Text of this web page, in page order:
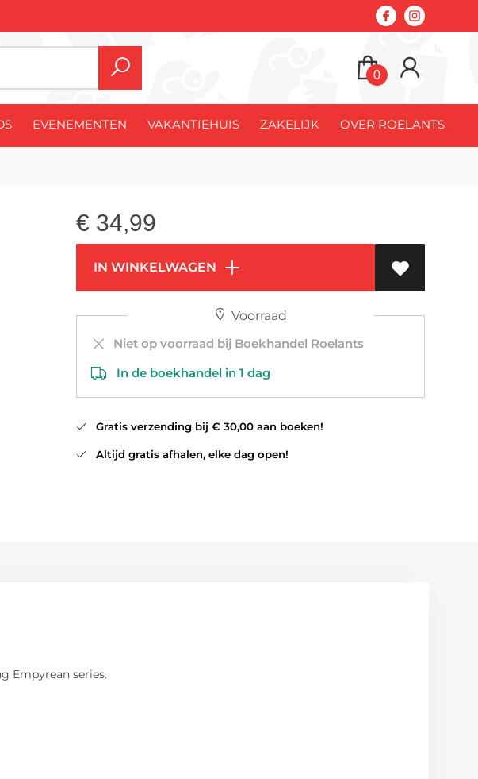
0
EVENEMENTEN VAKANTIEHUIS ZAKELIJK OVER ROELANTS
€ 34,99
IN WINKELWAGEN
Voorraad
Niet op voorraad bij Boekhandel Roelants
In de boekhandel in 1 dag
Gratis verzending bij € 30,00 aan boeken!
Altijd gratis afhalen, elke dag open!
Empyrean series.